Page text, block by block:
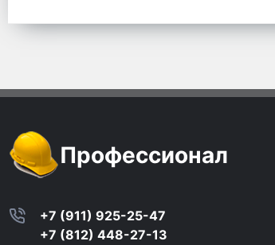
Профессионал
+7 (911) 925-25-47
+7 (812) 448-27-13